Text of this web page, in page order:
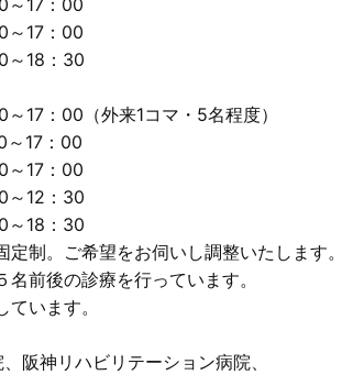
：00
：00
18：30
（外来1コマ・5名程度）
17：00
：00
12：30
18：30
定制。ご希望をお伺いし調整いたします。
前後の診療を行っています。
います。
阪神リハビリテーション病院、